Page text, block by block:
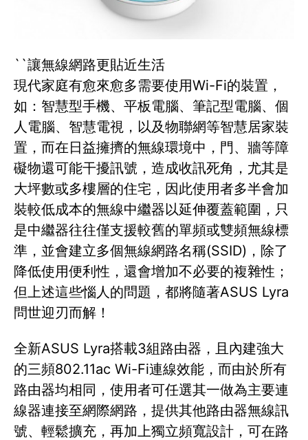
``讓無線網路更貼近生活
現代家庭有愈來愈多需要使用Wi-Fi的裝置，
如：智慧型手機、平板電腦、筆記型電腦、個
人電腦、智慧電視，以及物聯網等智慧居家裝
置，而在日益擁擠的無線環境中，門、牆等障
礙物還可能干擾訊號，造成收訊死角，尤其是
大坪數或多樓層的住宅，因此使用者多半會加
裝較低成本的無線中繼器以延伸覆蓋範圍，只
是中繼器往往僅支援較舊的單頻或雙頻無線標
準，並會建立多個無線網路名稱(SSID)，除了
降低使用便利性，還會增加不必要的複雜性；
但上述這些惱人的問題，都將隨著ASUS Lyra
問世迎刃而解！
全新ASUS Lyra搭載3組路由器，且內建強大
的三頻802.11ac Wi-Fi連線效能，而由於所有
路由器均相同，使用者可任選其一做為主要連
線器連接至網際網路，提供其他路由器無線訊
號、輕鬆擴充，再加上獨立頻寬設計，可在路